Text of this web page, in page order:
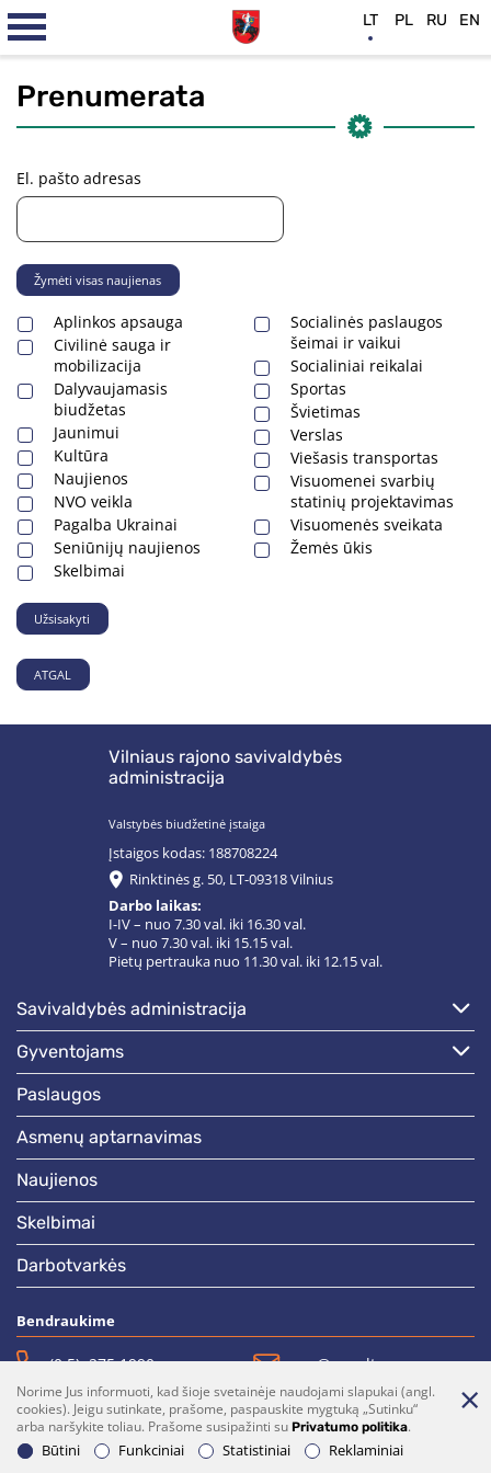
Prenumerata
El. pašto adresas
Žymėti visas naujienas
Aplinkos apsauga
Civilinė sauga ir
mobilizacija
Dalyvaujamasis
biudžetas
Jaunimui
Kultūra
Naujienos
NVO veikla
Pagalba Ukrainai
Seniūnijų naujienos
Skelbimai
Socialinės paslaugos
šeimai ir vaikui
Socialiniai reikalai
Sportas
Švietimas
Verslas
Viešasis transportas
Visuomenei svarbių
statinių projektavimas
Visuomenės sveikata
Žemės ūkis
Užsisakyti
ATGAL
Vilniaus rajono savivaldybės
administracija
Valstybės biudžetinė įstaiga
Įstaigos kodas: 188708224
Rinktinės g. 50, LT-09318 Vilnius
Darbo laikas:
I-IV – nuo 7.30 val. iki 16.30 val.
V – nuo 7.30 val. iki 15.15 val.
Pietų pertrauka nuo 11.30 val. iki 12.15 val.
savivaldybės administracija
gyventojams
paslaugos
asmenų aptarnavimas
naujienos
skelbimai
darbotvarkės
Bendraukime
(0 5)  275 1990 vrsa@vrsa.lt
Facebook Youtube
Prenumerata Parašykite mums
Norime Jus informuoti, kad šioje svetainėje naudojami slapukai (angl.
cookies). Jeigu sutinkate, prašome, paspauskite mygtuką „Sutinku“
arba naršykite toliau. Prašome susipažinti su Privatumo politika.
Būtini
Funkciniai Statistiniai Reklaminiai
LT PL RU EN